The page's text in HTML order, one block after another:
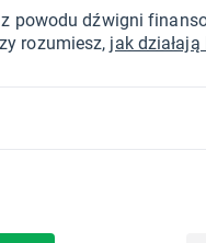
z powodu dźwigni
rozumiesz, jak